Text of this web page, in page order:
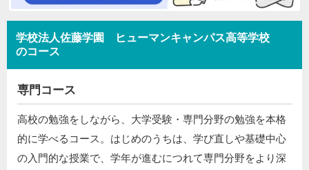
学校法人佐藤学園 ヒューマンキャンパス高等学校
のコース
専門コース
高校の勉強をしながら、大学受験・専門分野の勉強を本格
的に学べるコース。はじめのうちは、学び直しや基礎中心
の入門的な授業で、学年が進むにつれて専門分野をより深